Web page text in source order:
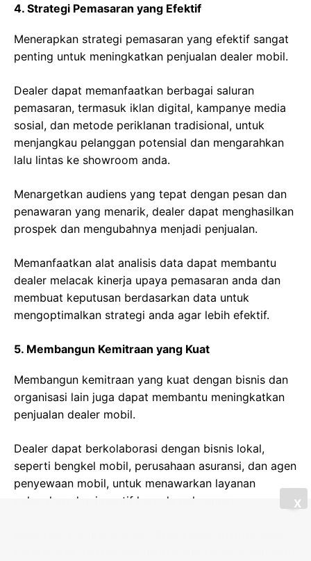
4. Strategi Pemasaran yang Efektif
Menerapkan strategi pemasaran yang efektif sangat
penting untuk meningkatkan penjualan dealer mobil.
Dealer dapat memanfaatkan berbagai saluran
pemasaran, termasuk iklan digital, kampanye media
sosial, dan metode periklanan tradisional, untuk
menjangkau pelanggan potensial dan mengarahkan
lalu lintas ke showroom anda.
Menargetkan audiens yang tepat dengan pesan dan
penawaran yang menarik, dealer dapat menghasilkan
prospek dan mengubahnya menjadi penjualan.
Memanfaatkan alat analisis data dapat membantu
dealer melacak kinerja upaya pemasaran anda dan
membuat keputusan berdasarkan data untuk
mengoptimalkan strategi anda agar lebih efektif.
5. Membangun Kemitraan yang Kuat
Membangun kemitraan yang kuat dengan bisnis dan
organisasi lain juga dapat membantu meningkatkan
penjualan dealer mobil.
Dealer dapat berkolaborasi dengan bisnis lokal,
seperti bengkel mobil, perusahaan asuransi, dan agen
penyewaan mobil, untuk menawarkan layanan
pelengkap dan insentif kepada pelanggan.
X